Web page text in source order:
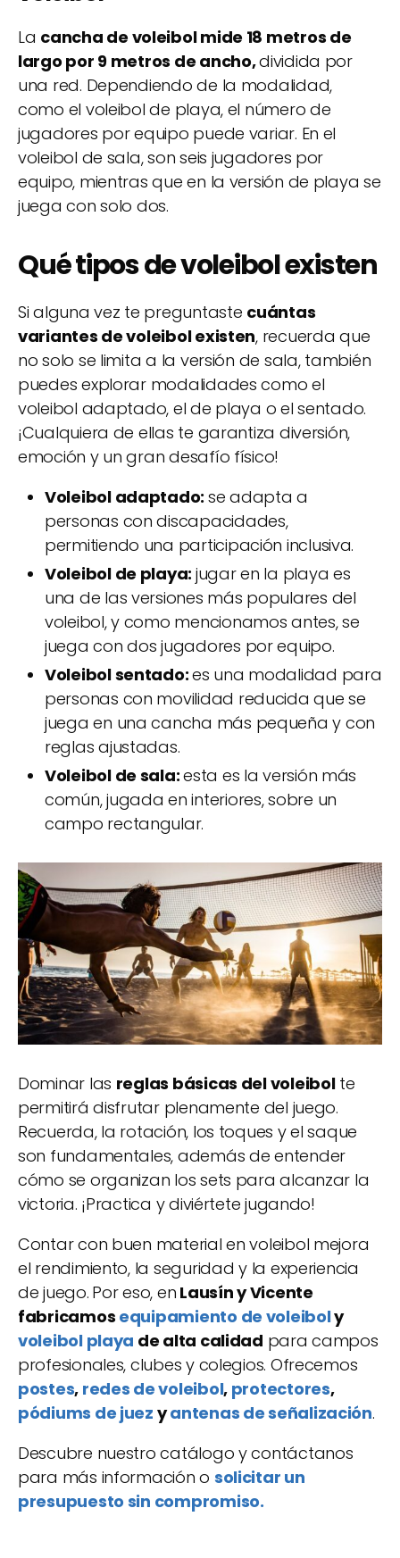
La cancha de voleibol mide 18 metros de
largo por 9 metros de ancho,dividida por
una red. Dependiendo de la modalidad,
como el voleibol de playa, el número de
jugadores por equipo puede variar. En el
voleibol de sala, son seis jugadores por
equipo, mientras que en la versión de playa se
juega con solo dos.
Qué tipos de voleibol existen
Si alguna vez te preguntaste cuántas
variantes de voleibol existen, recuerda que
no solo se limita a la versión de sala, también
puedes explorar modalidades como el
voleibol adaptado, el de playa o el sentado.
¡Cualquiera de ellas te garantiza diversión,
emoción y un gran desafío físico!
Voleibol adaptado: se adapta a
personas con discapacidades,
permitiendo una participación inclusiva.
Voleibol de playa: jugar en la playa es
una de las versiones más populares del
voleibol, y como mencionamos antes, se
juega con dos jugadores por equipo.
Voleibol sentado:es una modalidad para
personas con movilidad reducida que se
juega en una cancha más pequeña y con
reglas ajustadas.
Voleibol de sala:esta es la versión más
común, jugada en interiores, sobre un
campo rectangular.
Dominar las reglas básicas del voleibolte
permitirá disfrutar plenamente del juego.
Recuerda, la rotación, los toques y el saque
son fundamentales, además de entender
cómo se organizan los sets para alcanzar la
victoria. ¡Practica y diviértete jugando!
Contar con buen material en voleibol mejora
el rendimiento, la seguridad y la experiencia
de juego. Por eso, en Lausín y Vicente
fabricamos equipamiento de voleiboly
voleibol playa de alta calidad para campos
profesionales, clubes y colegios. Ofrecemos
postes, redes de voleibol, protectores,
pódiums de juez yantenas de señalización.
Descubre nuestro catálogo y contáctanos
para más información o solicitar un
presupuesto sin compromiso.